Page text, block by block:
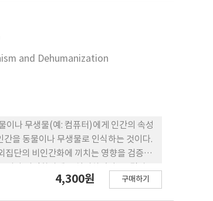
and Dehumanization
이나 무생물(예: 컴퓨터)에게 인간의 속성
을 동물이나 무생물로 인식하는 것이다.
단의 비인간화에 끼치는 영향을 검증하
다. 연구 2에서는 실험상황에서 작문과
4,300원 구매하기